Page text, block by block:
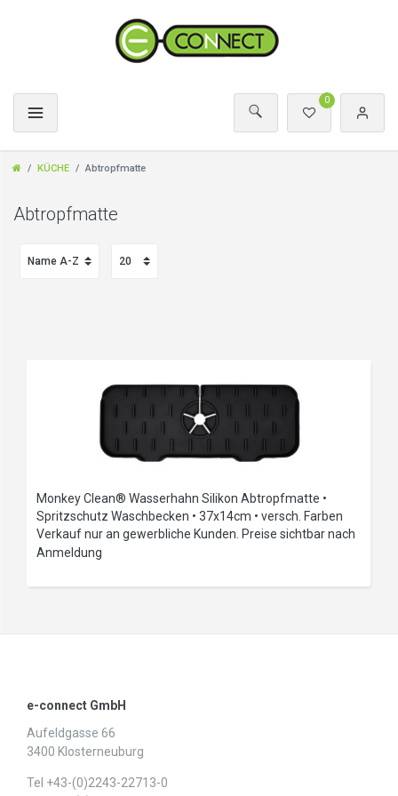
0
KÜCHE Abtropfmatte
Abtropfmatte
Monkey Clean® Wasserhahn Silikon Abtropfmatte •
Spritzschutz Waschbecken • 37x14cm • versch. Farben
Verkauf nur an gewerbliche Kunden. Preise sichtbar nach
Anmeldung
e-connect GmbH
Aufeldgasse 66
3400 Klosterneuburg
Tel +43-(0)2243-22713-0